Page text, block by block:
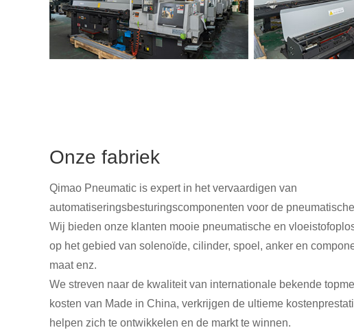
Onze fabriek
Qimao Pneumatic is expert in het vervaardigen van
automatiseringsbesturingscomponenten voor de
Wij bieden onze klanten mooie pneumatische en
op het gebied van solenoïde, cilinder, spoel, anker en
maat enz.
We streven naar de kwaliteit van internationale bekende
kosten van Made in China, verkrijgen de ultieme
helpen zich te ontwikkelen en de markt te winnen.